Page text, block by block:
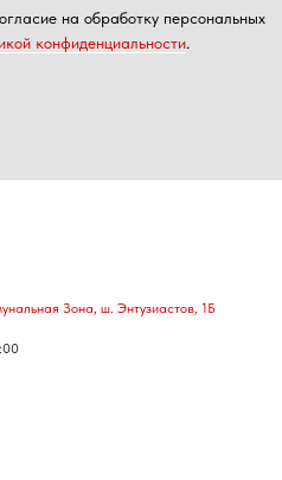
Зона, ш. Энтузиастов, 1Б